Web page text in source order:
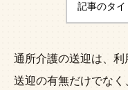
記事のタ
通所介護の送迎は、利
送迎の有無だけでな